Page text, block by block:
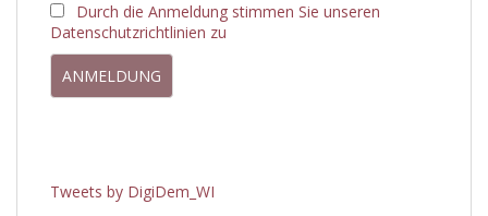
Durch die Anmeldung stimmen Sie unseren
Datenschutzrichtlinien zu
Tweets by DigiDem_WI